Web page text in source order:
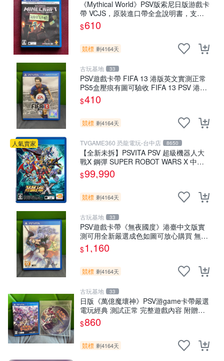
《Mythical World》PSV版索尼日版游戲卡
帶 VCJS，原裝進口帶全盒說明書，支持
主機運行。Mythical World PSV 游戲 卡
$610
競標 剩4164天
古玩基地 33
PSV遊戲卡帶 FIFA 13 港版英文實測正常
PS5盒壓痕有圖可驗收 FIFA 13 PSV 港版
游玩無問題 PSV FIFA 13 港版英文
$410
競標 剩4164天
人氣賣家 TVGAME360 恐龍電玩-台中店 8650
【全新未拆】PSVITA PSV 超級機器人大
戰X 鋼彈 SUPER ROBOT WARS X 中文
版【台中恐龍電玩】
$99,990
競標 剩4164天
古玩基地 33
PSV遊戲卡帶《無夜國度》港臺中文版實
測可用全新嚴選成色如圖可放心購買 無夜
國度 PSV 港臺中文 游戲卡帶
$1,160
競標 剩4164天
古玩基地 33
日版《萬億魔壞神》PSV游game卡帶嚴選
電玩經典 測試正常 完整遊戲內容 附贈未
拆封音樂CD 萬億魔壞神 PSV 游game 卡
帶 音樂CD 使用
$860
競標 剩4164天